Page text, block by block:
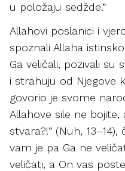
u položaju sedžde.”
Allahovi poslanici i
spoznali Allaha
Ga veličali, pozivali su
i strahuju od Njegove
govorio je svome
Allahove sile ne
stvara?!” (Nuh,
vam je pa Ga ne
veličati, a On vas